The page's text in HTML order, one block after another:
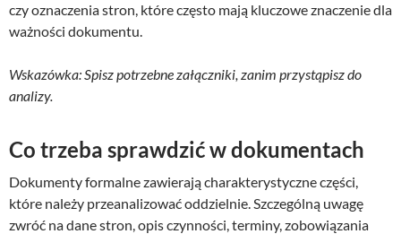
czy oznaczenia stron, które często mają kluczowe znaczenie dla
ważności dokumentu.
Wskazówka: Spisz potrzebne załączniki, zanim przystąpisz do
analizy.
Co trzeba sprawdzić w dokumentach
Dokumenty formalne zawierają charakterystyczne części,
które należy przeanalizować oddzielnie. Szczególną uwagę
zwróć na dane stron, opis czynności, terminy, zobowiązania